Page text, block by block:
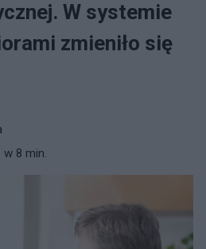
W systemie
zmieniło się
8 min.